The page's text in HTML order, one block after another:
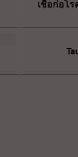
เชื้อก่อโร